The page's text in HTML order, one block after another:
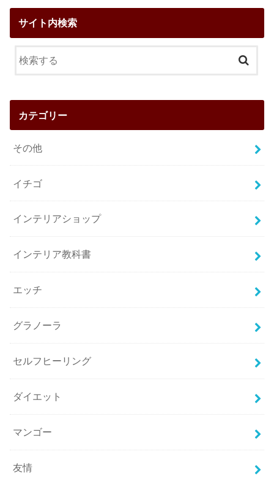
サイト内検索
カテゴリー
その他
イチゴ
インテリアショップ
インテリア教科書
エッチ
グラノーラ
セルフヒーリング
ダイエット
マンゴー
友情